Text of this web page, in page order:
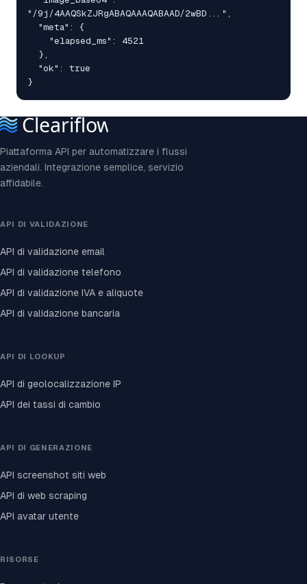
"/9j/4AAQSkZJRgABAQAAAQABAAD/2wBD...",
}
Piattaforma API per automatizzare i flussi
aziendali. Integrazione semplice, servizio
affidabile.
API DI VALIDAZIONE
API di validazione email
API di validazione telefono
API di validazione IVA e aliquote
API di validazione bancaria
API DI LOOKUP
API di geolocalizzazione IP
API dei tassi di cambio
API DI GENERAZIONE
API screenshot siti web
API di web scraping
API avatar utente
RISORSE